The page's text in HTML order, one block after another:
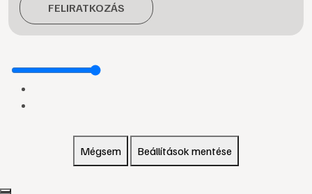
FELIRATKOZÁS
Mégsem Beállítások mentése